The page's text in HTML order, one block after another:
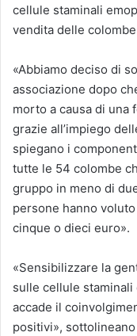
cellule staminali
vendita delle
«Abbiamo deciso di
associazione dopo
morto a causa di una
grazie all’impiego
spiegano i
tutte le 54 colombe
gruppo in meno di
persone hanno
cinque o dieci euro».
«Sensibilizzare la
sulle cellule staminali
accade il
positivi»,